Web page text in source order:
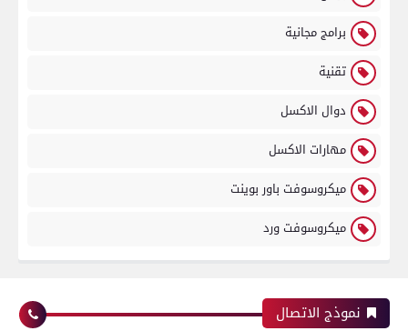
برامج مجانية
تقنية
دوال الاكسل
مهارات الاكسل
ميكروسوفت باور بوينت
ميكروسوفت ورد
نموذج الاتصال